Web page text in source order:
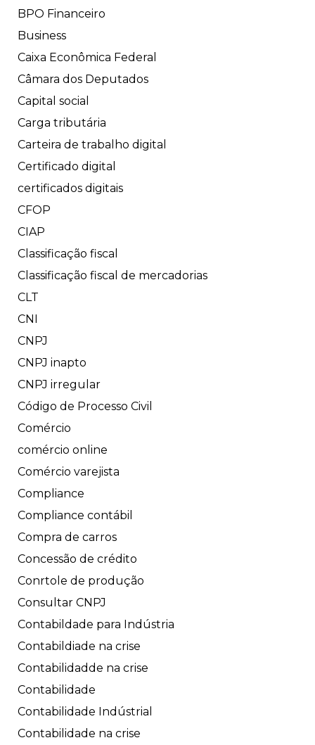
BPO Financeiro
Business
Caixa Econômica Federal
Câmara dos Deputados
Capital social
Carga tributária
Carteira de trabalho digital
Certificado digital
certificados digitais
CFOP
CIAP
Classificação fiscal
Classificação fiscal de mercadorias
CLT
CNI
CNPJ
CNPJ inapto
CNPJ irregular
Código de Processo Civil
Comércio
comércio online
Comércio varejista
Compliance
Compliance contábil
Compra de carros
Concessão de crédito
Conrtole de produção
Consultar CNPJ
Contabildade para Indústria
Contabildiade na crise
Contabilidadde na crise
Contabilidade
Contabilidade Indústrial
Contabilidade na crise